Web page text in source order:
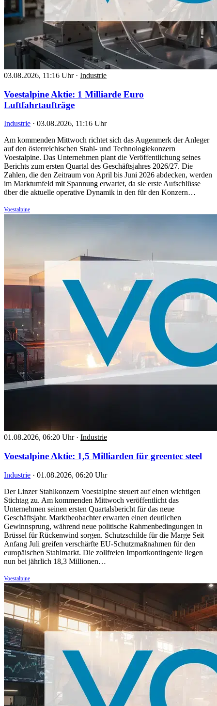
03.08.2026, 11:16 Uhr · Industrie
Voestalpine Aktie: 1 Milliarde Euro
Luftfahrtaufträge
Industrie · 03.08.2026, 11:16 Uhr
Am kommenden Mittwoch richtet sich das Augenmerk der Anleger
auf den österreichischen Stahl- und Technologiekonzern
Voestalpine. Das Unternehmen plant die Veröffentlichung seines
Berichts zum ersten Quartal des Geschäftsjahres 2026/27. Die
Zahlen, die den Zeitraum von April bis Juni 2026 abdecken, werden
im Marktumfeld mit Spannung erwartet, da sie erste Aufschlüsse
über die aktuelle operative Dynamik in den für den Konzern…
Voestalpine
01.08.2026, 06:20 Uhr · Industrie
Voestalpine Aktie: 1,5 Milliarden für greentec steel
Industrie · 01.08.2026, 06:20 Uhr
Der Linzer Stahlkonzern Voestalpine steuert auf einen wichtigen
Stichtag zu. Am kommenden Mittwoch veröffentlicht das
Unternehmen seinen ersten Quartalsbericht für das neue
Geschäftsjahr. Marktbeobachter erwarten einen deutlichen
Gewinnsprung, während neue politische Rahmenbedingungen in
Brüssel für Rückenwind sorgen. Schutzschilde für die Marge Seit
Anfang Juli greifen verschärfte EU-Schutzmaßnahmen für den
europäischen Stahlmarkt. Die zollfreien Importkontingente liegen
nun bei jährlich 18,3 Millionen…
Voestalpine